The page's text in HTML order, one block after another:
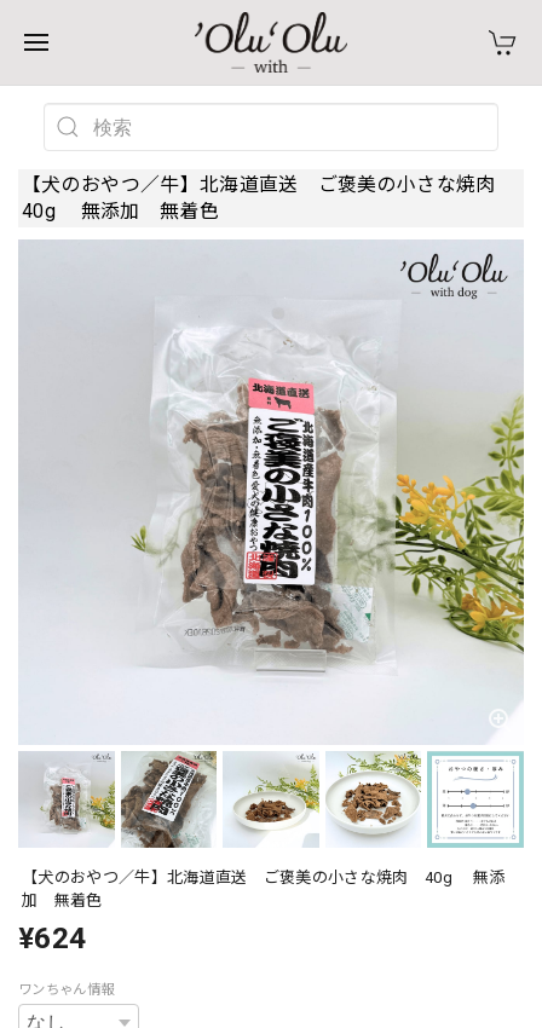
【犬のおやつ／牛】北海道直送 ご褒美の小さな焼肉
40g 無添加 無着色
【犬のおやつ／牛】北海道直送 ご褒美の小さな焼肉 40g 無添
加 無着色
¥624
ワンちゃん情報